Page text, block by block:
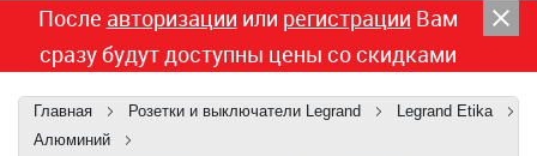
После авторизации или регистрации Вам
сразу будут доступны цены со скидками
Главная Розетки и выключатели Legrand
Legrand Etika
Алюминий